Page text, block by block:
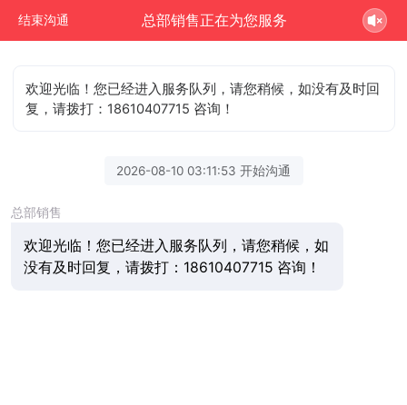
结束沟通 总部销售正在为您服务
欢迎光临！您已经进入服务队列，请您稍候，如没有及时回
复，请拨打：18610407715 咨询！
2026-08-10 03:11:53 开始沟通
总部销售
欢迎光临！您已经进入服务队列，请您稍候，如
没有及时回复，请拨打：18610407715 咨询！